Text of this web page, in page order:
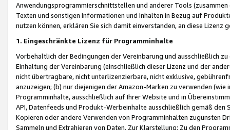
Anwendungsprogrammierschnittstellen und anderer Tools (zusammen
Texten und sonstigen Informationen und Inhalten in Bezug auf
nutzen können, erklären Sie sich damit einverstanden, an diese Lizenz
1. Eingeschränkte Lizenz für Programminhalte
Vorbehaltlich der Bedingungen der Vereinbarung und ausschließlich
Einhaltung der Vereinbarung (einschließlich dieser Lizenz und der
nicht übertragbare, nicht unterlizenzierbare, nicht exklusive,
anzuzeigen; (b) nur diejenigen der Amazon-Marken zu verwenden
Programminhalte, ausschließlich auf Ihrer Website und in
API, Datenfeeds und Produkt-Werbeinhalte ausschließlich gemäß
Kopieren oder andere Verwenden von Programminhalten zugunsten
Sammeln und Extrahieren von Daten. Zur Klarstellung: Zu den